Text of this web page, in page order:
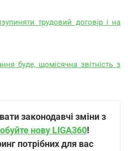
трудовий договір і на
буде, щомісячна звітність з
законодавчі зміни з
нову LIGA360!
потрібних для вас